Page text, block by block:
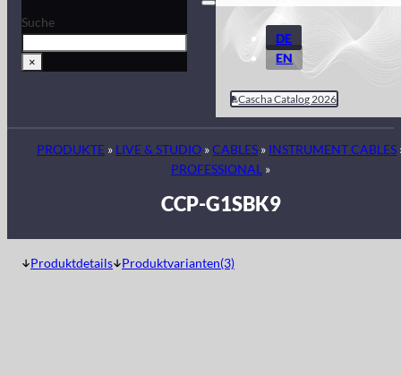
Suche
×
DE
EN
Cascha Catalog 2026
PRODUKTE » LIVE & STUDIO »CABLES » INSTRUMENT CABLES
PROFESSIONAL »
CCP-G1SBK9
Produktdetails Produktvarianten(3)